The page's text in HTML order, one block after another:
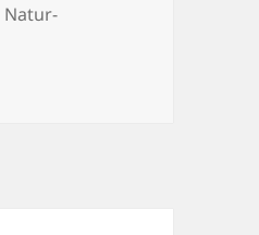
Natur-